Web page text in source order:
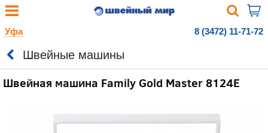
Уфа 8 (3472) 11-71-72
Швейные машины
Швейная машина Family Gold Master 8124E